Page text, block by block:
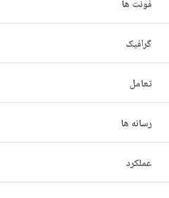
فونت ها
گرافیک
تعامل
رسانه ها
عملکرد